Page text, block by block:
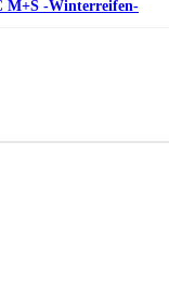
M+S -Winterreifen-